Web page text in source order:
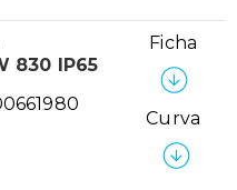
830 IP65
Ficha
Curva